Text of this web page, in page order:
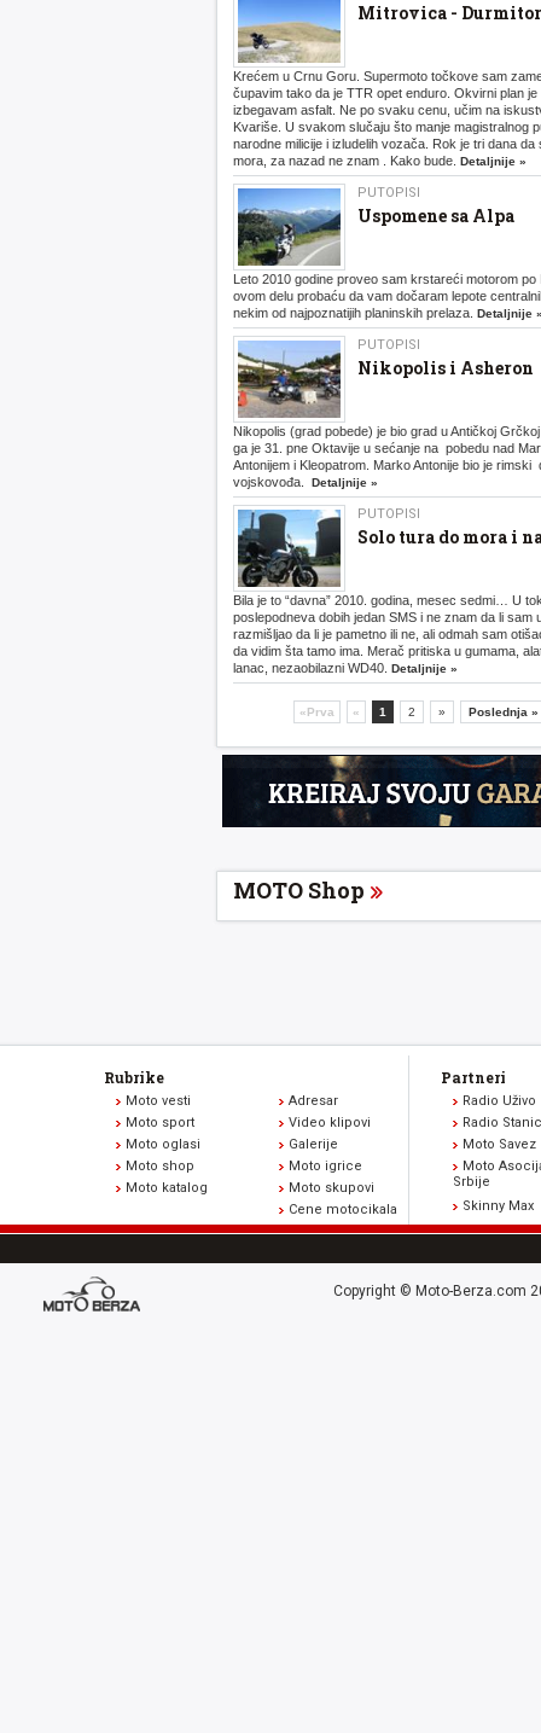
Mitrovica - Durmitor
Krećem u Crnu Goru. Supermoto točkove sam
čupavim tako da je TTR opet enduro. Okvirni plan je
izbegavam asfalt. Ne po svaku cenu, učim na
Kvariše. U svakom slučaju što manje magistralnog
narodne milicije i izludelih vozača. Rok je tri dana da
mora, za nazad ne znam . Kako bude. Detaljnije »
PUTOPISI
Uspomene sa Alpa
Leto 2010 godine proveo sam krstareći motorom po
ovom delu probaću da vam dočaram lepote
nekim od najpoznatijih planinskih prelaza. Detaljnije
PUTOPISI
Nikopolis i Asheron
Nikopolis (grad pobede) je bio grad u Antičkoj
ga je 31. pne Oktavije u sećanje na pobedu nad
Antonijem i Kleopatrom. Marko Antonije bio je rimski
vojskovođa. Detaljnije »
PUTOPISI
Solo tura do mora i
Bila je to “davna” 2010. godina, mesec sedmi… U
poslepodneva dobih jedan SMS i ne znam da li sam
razmišljao da li je pametno ili ne, ali odmah sam
da vidim šta tamo ima. Merač pritiska u gumama,
lanac, nezaobilazni WD40. Detaljnije »
«Prva « 1 2 » Poslednja »
MOTO Shop
Rubrike
Moto vesti
Moto sport
Moto oglasi
Moto shop
Moto katalog
Adresar
Video klipovi
Galerije
Moto igrice
Moto skupovi
Cene motocikala
Partneri
Radio Uživo
Radio
Moto Savez
Moto
Srbije
Skinny Max
Copyright © Moto-Berza.com